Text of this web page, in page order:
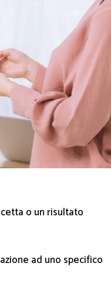
o un risultato
ad uno specifico